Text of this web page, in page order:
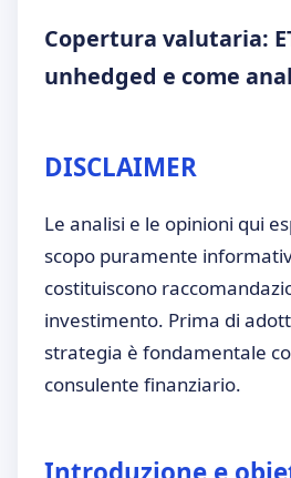
Copertura valutaria:
unhedged e come
DISCLAIMER
Le analisi e le opinioni qui
scopo puramente
costituiscono
investimento. Prima di
strategia è fondamentale
consulente finanziario.